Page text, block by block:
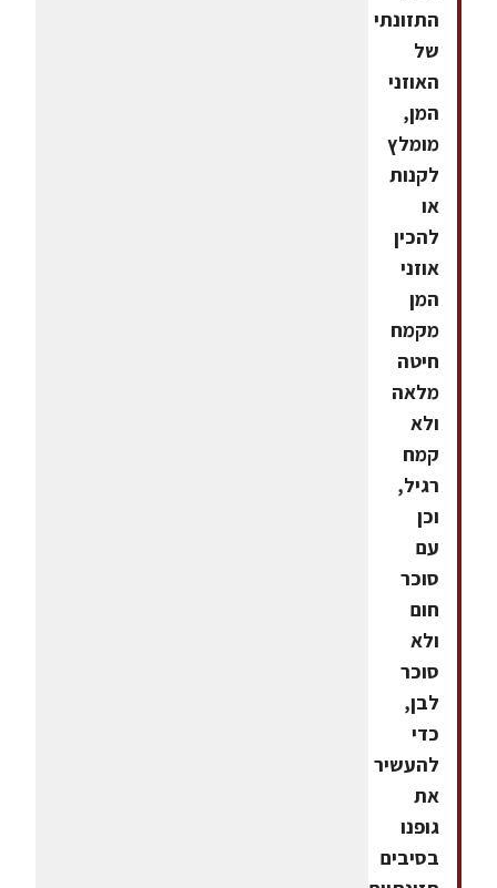
התזונתי
של
האוזני
המן,
מומלץ
לקנות
או
להכין
אוזני
המן
מקמח
חיטה
מלאה
ולא
קמח
רגיל,
וכן
עם
סוכר
חום
ולא
סוכר
לבן,
כדי
להעשיר
את
גופנו
בסיבים